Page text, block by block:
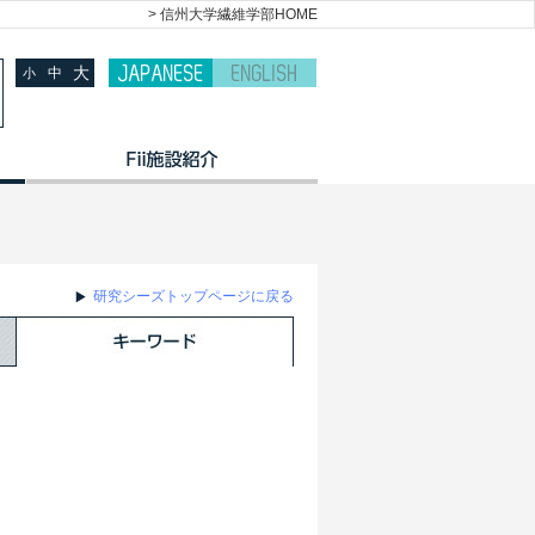
> 信州大学繊維学部HOME
小 中 大
研究シーズトップページに戻る